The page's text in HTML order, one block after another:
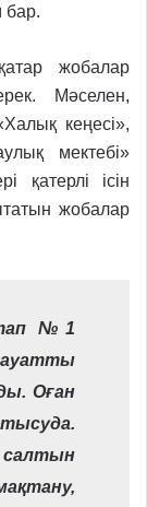
бар.
жобалар
Мәселен,
кеңесі»,
мектебі»
қатерлі ісін
жобалар
№1
Оған